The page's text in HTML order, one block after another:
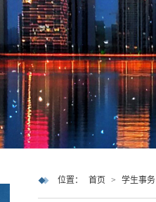
位置： 首页 > 学生事务